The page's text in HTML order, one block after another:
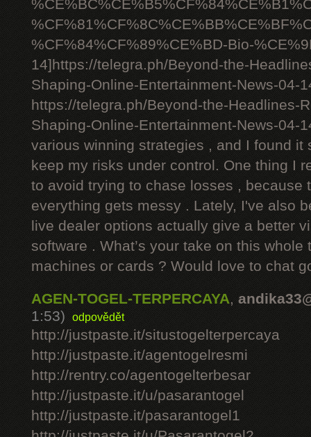
%CF%84%CF%89%CE%BD-Bio-
14]https://telegra.ph/Beyond-the-
Shaping-Online-Entertainment-News-04-
https://telegra.ph/Beyond-the-Headlines-
Shaping-Online-Entertainment-News-04-
various winning strategies , and I found it
keep my risks under control. One thing I
to avoid trying to chase losses , because
everything gets messy . Lately, I've also
live dealer options actually give a better
software . What’s your take on this whole
machines or cards ? Would love to chat
AGEN-TOGEL-TERPERCAYA,
1:53)
odpovědět
http://justpaste.it/situstogelterpercaya
http://justpaste.it/agentogelresmi
http://rentry.co/agentogelterbesar
http://justpaste.it/u/pasarantogel
http://justpaste.it/pasarantogel1